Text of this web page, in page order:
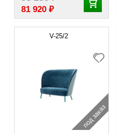
81 920 ₽
V-25/2
под заказ